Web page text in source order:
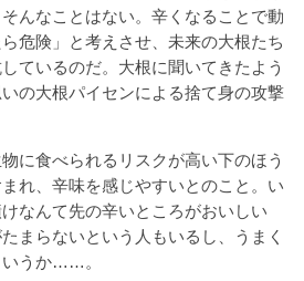
んなことはない。辛くなることで動
危険」と考えさせ、未来の大根たち
ているのだ。大根に聞いてきたよう
の大根パイセンによる捨て身の攻撃
に食べられるリスクが高い下のほう
れ、辛味を感じやすいとのこと。い
なんて先の辛いところがおいしい
まらないという人もいるし、うまく
いうか……。